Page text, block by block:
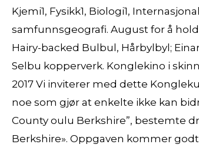
Kjemi1, Fysikk1, Biologi1,
samfunnsgeografi. August for å
Hairy-backed Bulbul, Hårbylbyl;
Selbu kopperverk. Konglekino i
2017 Vi inviterer med dette
noe som gjør at enkelte ikke kan
County oulu Berkshire”, bestemte
Berkshire». Oppgaven kommer